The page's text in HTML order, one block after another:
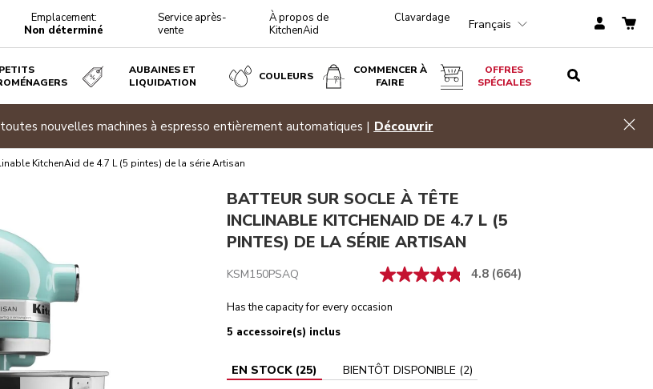
Emplacement:
Non déterminé
Service après-
vente
À propos de
KitchenAid
Clavardage Français
PETITS
AUBAINES ET
LIQUIDATION
COULEURS
COMMENCER À
FAIRE
OFFRES
SPÉCIALES
nouvelles machines à espresso entièrement automatiques | Découvrir
KitchenAid de 4.7 L (5 pintes) de la série Artisan
Avis
Ciel d'Aqua
$ 474,99
BATTEUR SUR SOCLE À TÊTE
INCLINABLE KITCHENAID DE 4.7 L (5
PINTES) DE LA SÉRIE ARTISAN
KSM150PSAQ 4.8 (664)
Has the capacity for every occasion
5 accessoire(s) inclus
EN STOCK(25) BIENTÔT DISPONIBLE (2)